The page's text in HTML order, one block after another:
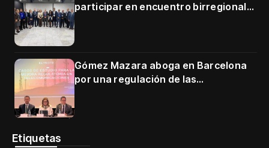
participar en encuentro birregional
Gómez Mazara aboga en Barcelona
por una regulación de las
Etiquetas